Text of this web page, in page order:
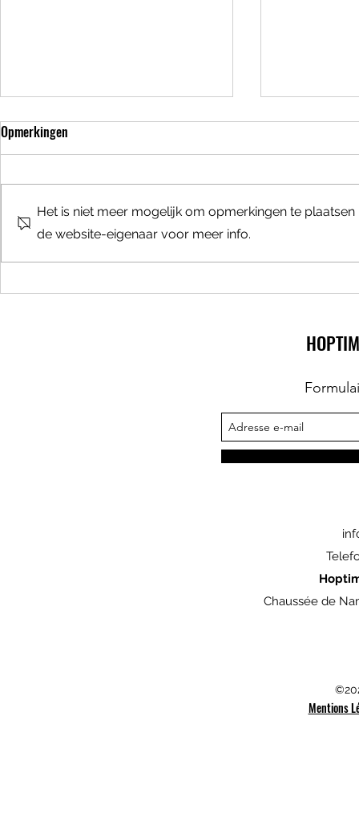
Beer Tours
Bierbar met
Opmerkingen
Het is niet meer mogelijk om opmerkingen te
de website-eigenaar voor meer info.
Chaussée de
Mentions